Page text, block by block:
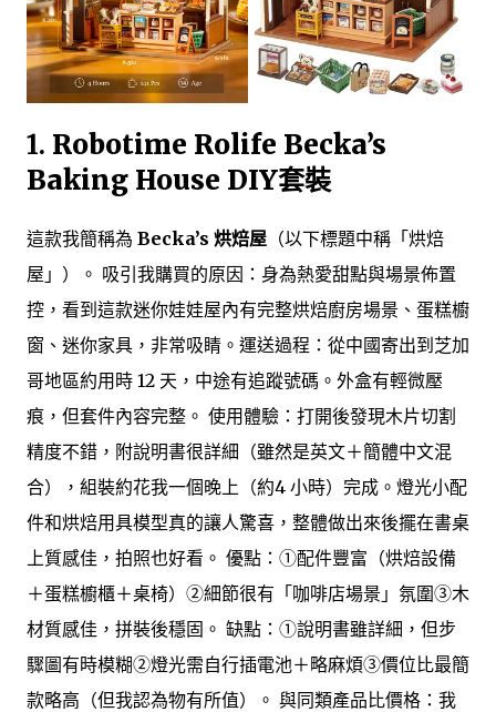
1. Robotime Rolife Becka’s
Baking House DIY套裝
這款我簡稱為 Becka’s 烘焙屋 （以下標題中稱「烘焙
屋」）。 吸引我購買的原因：身為熱愛甜點與場景佈置
控，看到這款迷你娃娃屋內有完整烘焙廚房場景、蛋糕櫥
窗、迷你家具，非常吸睛。運送過程：從中國寄出到芝加
哥地區約用時 12 天，中途有追蹤號碼。外盒有輕微壓
痕，但套件內容完整。 使用體驗：打開後發現木片切割
精度不錯，附說明書很詳細（雖然是英文＋簡體中文混
合），組裝約花我一個晚上（約4 小時）完成。燈光小配
件和烘焙用具模型真的讓人驚喜，整體做出來後擺在書桌
上質感佳，拍照也好看。 優點：①配件豐富（烘焙設備
＋蛋糕櫥櫃＋桌椅）②細節很有「咖啡店場景」氛圍③木
材質感佳，拼裝後穩固。 缺點：①說明書雖詳細，但步
驟圖有時模糊②燈光需自行插電池＋略麻煩③價位比最簡
款略高（但我認為物有所值）。 與同類產品比價格：我